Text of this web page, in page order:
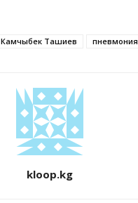
Камчыбек Ташиев пневмония
kloop.kg